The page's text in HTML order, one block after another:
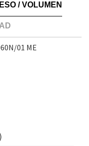
/ VOLUMEN
01 ME